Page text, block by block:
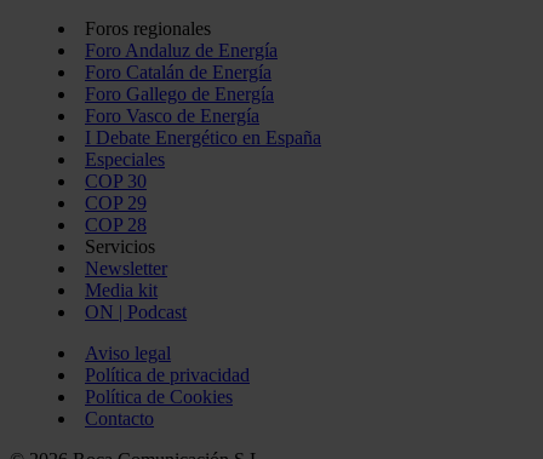
Foros regionales
Foro Andaluz de Energía
Foro Catalán de Energía
Foro Gallego de Energía
Foro Vasco de Energía
I Debate Energético en España
Especiales
COP 30
COP 29
COP 28
Servicios
Newsletter
Media kit
ON | Podcast
Aviso legal
Política de privacidad
Política de Cookies
Contacto